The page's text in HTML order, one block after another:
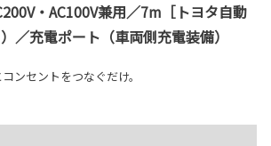
・AC100V兼用／7m［トヨタ自動
／充電ポート（車両側充電装備）
ンセントをつなぐだけ。